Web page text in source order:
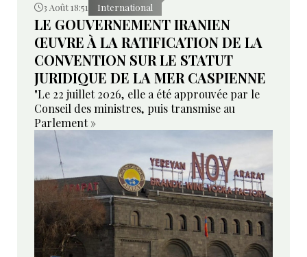
3 Août 18:51 International
LE GOUVERNEMENT IRANIEN
ŒUVRE À LA RATIFICATION DE LA
CONVENTION SUR LE STATUT
JURIDIQUE DE LA MER CASPIENNE
"Le 22 juillet 2026, elle a été approuvée par le
Conseil des ministres, puis transmise au
Parlement »